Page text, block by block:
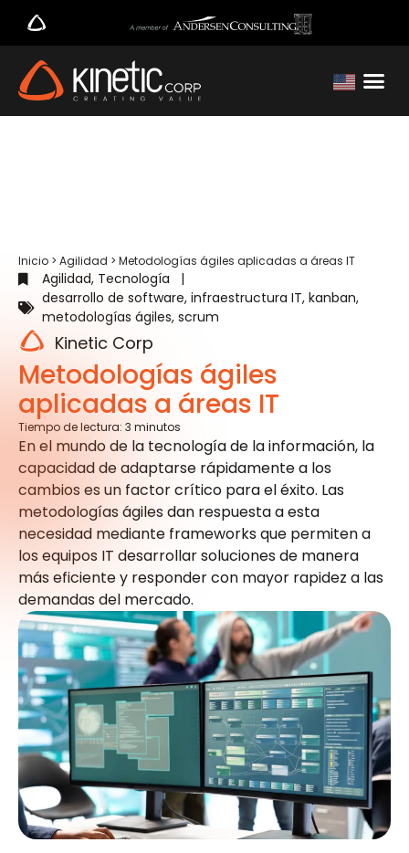
Inicio > Agilidad > Metodologías ágiles aplicadas a áreas IT
Kinetic Corp
Agilidad, Tecnología
|
desarrollo de software, infraestructura IT, kanban,
metodologías ágiles, scrum
Metodologías ágiles
aplicadas a áreas IT
Tiempo de lectura: 3 minutos
En el mundo de la tecnología de la información, la
capacidad de adaptarse rápidamente a los
cambios es un factor crítico para el éxito. Las
metodologías ágiles dan respuesta a esta
necesidad mediante frameworks que permiten a
los equipos IT desarrollar soluciones de manera
más eficiente y responder con mayor rapidez a las
demandas del mercado.